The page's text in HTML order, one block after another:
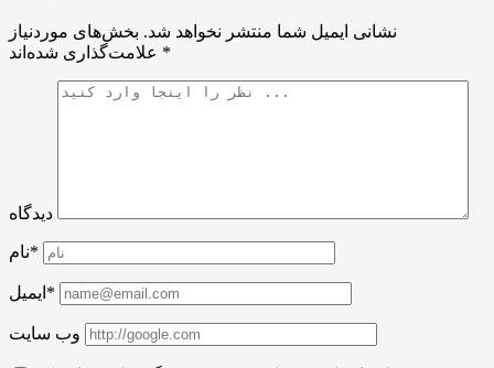
نشانی ایمیل شما منتشر نخواهد شد. بخش‌های موردنیاز
*
دیدگاه
نام*
ایمیل*
وب سایت